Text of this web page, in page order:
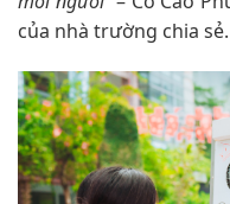
của nhà trường chia sẻ.